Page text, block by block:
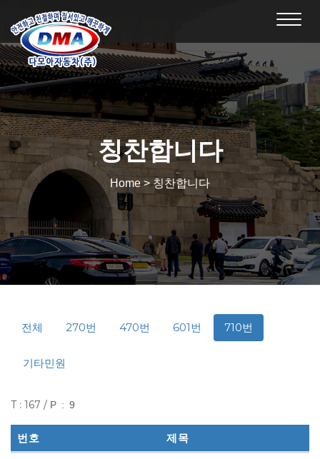
칭찬합니다
Home > 칭찬합니다
전체 270번 470번 601번 710번
기타민원
T : 167 / P : 9
번호 제목